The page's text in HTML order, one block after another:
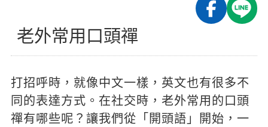
GEPT 全民英檢課程
TOEFL 托福課程
英文聽力養成
開口溜英文
旅遊英文
基礎字彙
主題課程
ECAM
Let's Talk
線上真人
韓語
西班牙語
一對一家教
企業訓練
學員讚出來
活動花絮
企業服務
Recruiting
老外常用口頭禪
打招呼時，就像中文一樣，英文也有很多不
同的表達方式。在社交時，老外常用的口頭
禪有哪些呢？讓我們從「開頭語」開始，一